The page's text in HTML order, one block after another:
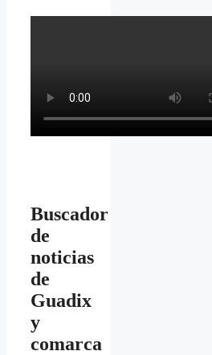
Buscador
de
noticias
de
Guadix
y
comarca